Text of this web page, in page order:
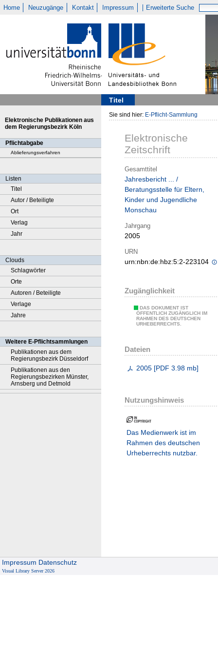
Home Neuzugänge Kontakt Impressum Erweiterte Suche
Titel
Elektronische Publikationen aus
dem Regierungsbezirk Köln
Pflichtabgabe
Ablieferungsverfahren
Listen
Titel
Autor / Beteiligte
Ort
Verlag
Jahr
Clouds
Schlagwörter
Orte
Autoren / Beteiligte
Verlage
Jahre
Weitere E-Pflichtsammlungen
Publikationen aus dem
Regierungsbezirk Düsseldorf
Publikationen aus den
Regierungsbezirken Münster,
Arnsberg und Detmold
Sie sind hier: E-Pflicht-Sammlung
Elektronische
Zeitschrift
Gesamttitel
Jahresbericht ... /
Beratungsstelle für Eltern,
Kinder und Jugendliche
Monschau
Jahrgang
2005
URN
urn:nbn:de:hbz:5:2-223104
Zugänglichkeit
DAS DOKUMENT IST
ÖFFENTLICH ZUGÄNGLICH IM
RAHMEN DES DEUTSCHEN
URHEBERRECHTS.
Dateien
2005 [PDF 3.98 mb]
Nutzungshinweis
Das Medienwerk ist im
Rahmen des deutschen
Urheberrechts nutzbar.
Impressum Datenschutz
Visual Library Server 2026